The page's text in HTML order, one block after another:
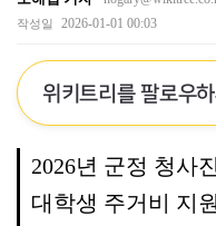
작성일 2026-01-01 00:03
위키트리를 팔로우
2026년 군정 청사
대학생 주거비 지